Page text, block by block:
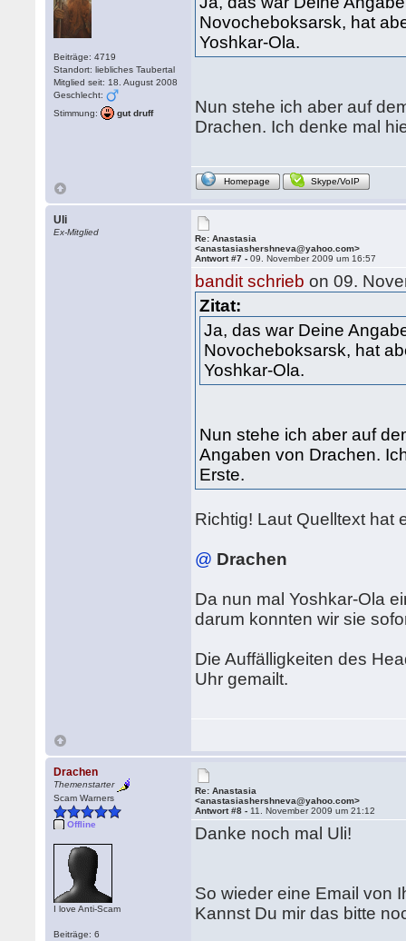
Beiträge: 4719
Standort: liebliches Taubertal
Mitglied seit: 18. August 2008
Geschlecht:
Stimmung:
gut druff
Novocheboksarsk, hat
Yoshkar-Ola.
Nun stehe ich aber auf
Drachen. Ich denke mal
Homepage Skype/VoIP
Uli
Ex-Mitglied
Re: Anastasia
<anastasiashershneva@yahoo.com>
Antwort #7 -09. November 2009 um 16:57
bandit schrieb on 09.
Zitat:
Ja, das war Deine
Novocheboksarsk, hat
Yoshkar-Ola.
Nun stehe ich aber auf
Angaben von Drachen.
Erste.
Richtig! Laut Quelltext hat
@ Drachen
Da nun mal Yoshkar-Ola
darum konnten wir sie
Die Auffälligkeiten des
Uhr gemailt.
Drachen
Themenstarter
Scam Warners
Offline
I love Anti-Scam
Beiträge: 6
Re: Anastasia
<anastasiashershneva@yahoo.com>
Antwort #8 - 11. November 2009 um 21:12
Danke noch mal Uli!
So wieder eine Email von
Kannst Du mir das bitte